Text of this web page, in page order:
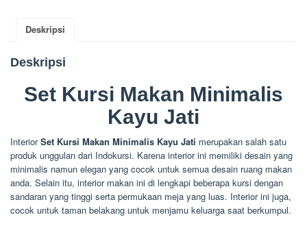
Deskripsi
Deskripsi
Set Kursi Makan Minimalis
Kayu Jati
InteriorSet Kursi Makan Minimalis Kayu Jati merupakan salah satu
produk unggulan dari Indokursi. Karena interior ini memiliki desain yang
minimalis namun elegan yang cocok untuk semua desain ruang makan
anda. Selain itu, interior makan ini di lengkapi beberapa kursi dengan
sandaran yang tinggi serta permukaan meja yang luas. Interior ini juga,
cocok untuk taman belakang untuk menjamu keluarga saat berkumpul.